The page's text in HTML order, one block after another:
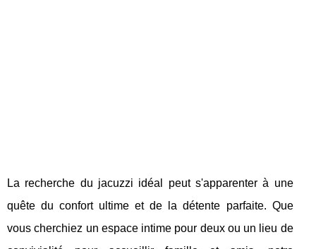
La recherche du jacuzzi idéal peut s'apparenter à une
quête du confort ultime et de la détente parfaite. Que
vous cherchiez un espace intime pour deux ou un lieu de